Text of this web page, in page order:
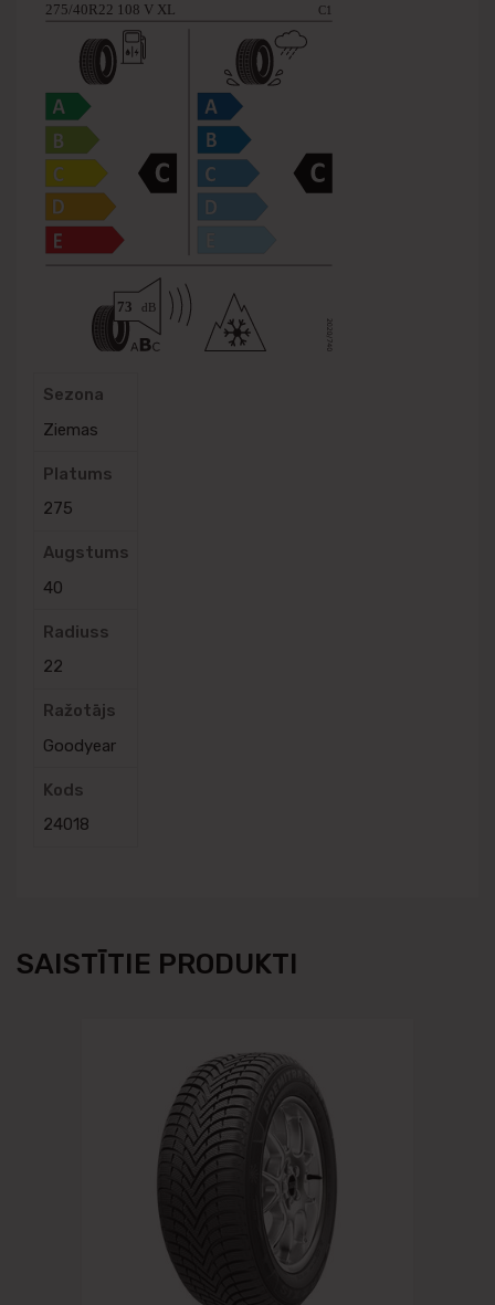
Sezona
Ziemas
Platums
275
Augstums
40
Radiuss
22
Ražotājs
Goodyear
Kods
24018
SAISTĪTIE PRODUKTI